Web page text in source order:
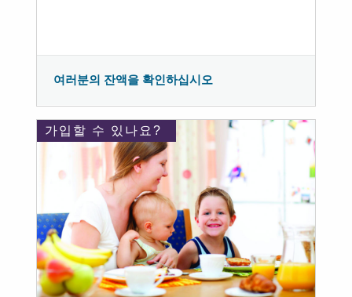
여러분의 잔액을 확인하십시오
가입할 수 있나요?